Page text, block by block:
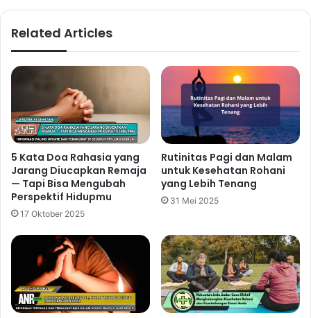
Related Articles
5 Kata Doa Rahasia yang
Jarang Diucapkan Remaja
— Tapi Bisa Mengubah
Perspektif Hidupmu
17 Oktober 2025
Rutinitas Pagi dan Malam
untuk Kesehatan Rohani
yang Lebih Tenang
31 Mei 2025